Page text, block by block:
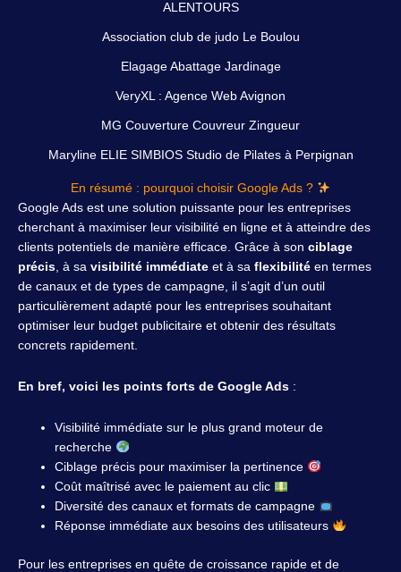
ALENTOURS
Association club de judo Le Boulou
Elagage Abattage Jardinage
VeryXL : Agence Web Avignon
MG Couverture Couvreur Zingueur
Maryline ELIE SIMBIOS Studio de Pilates à Perpignan
En résumé : pourquoi choisir Google Ads ?
Google Ads est une solution puissante pour les entreprises
cherchant à maximiser leur visibilité en ligne et à atteindre des
clients potentiels de manière efficace. Grâce à son ciblage
précis, à sa visibilité immédiate et à sa flexibilité en termes
de canaux et de types de campagne, il s’agit d’un outil
particulièrement adapté pour les entreprises souhaitant
optimiser leur budget publicitaire et obtenir des résultats
concrets rapidement.
En bref, voici les points forts de Google Ads :
Visibilité immédiate sur le plus grand moteur de
recherche
Ciblage précis pour maximiser la pertinence
Coût maîtrisé avec le paiement au clic
Diversité des canaux et formats de campagne
Réponse immédiate aux besoins des utilisateurs
Pour les entreprises en quête de croissance rapide et de